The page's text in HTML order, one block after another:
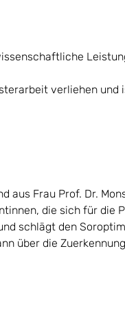
verliehen
aus Frau Prof. Dr.
die sich für die
schlägt den
über die